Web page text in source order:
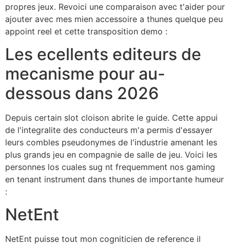
propres jeux. Revoici une comparaison avec t'aider pour
ajouter avec mes mien accessoire a thunes quelque peu
appoint reel et cette transposition demo :
Les ecellents editeurs de
mecanisme pour au-
dessous dans 2026
Depuis certain slot cloison abrite le guide. Cette appui
de l'integralite des conducteurs m'a permis d'essayer
leurs combles pseudonymes de l'industrie amenant les
plus grands jeu en compagnie de salle de jeu. Voici les
personnes los cuales sug nt frequemment nos gaming
en tenant instrument dans thunes de importante humeur
:
NetEnt
NetEnt puisse tout mon cogniticien de reference il